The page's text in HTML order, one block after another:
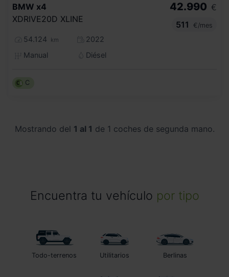
BMW x4
XDRIVE20D XLINE
54.124 km
2022
Manual
Diésel
42.990 €
511
€/mes
C
Mostrando del 1 al 1 de 1 coches de segunda mano.
Encuentra tu vehículo por tipo
Todo-terrenos Utilitarios Berlinas